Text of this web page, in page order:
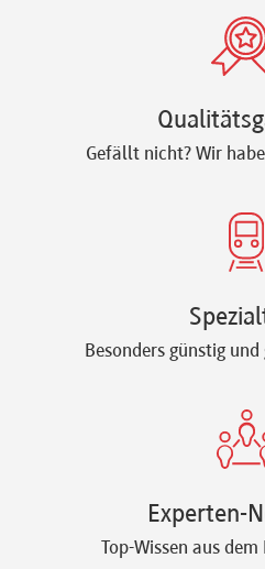
Gefällt nicht? Wir
Besonders günstig
Experten-
Top-Wissen aus dem